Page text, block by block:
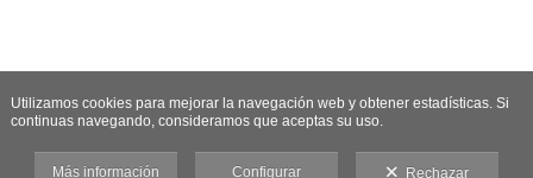
Utilizamos cookies para mejorar la navegación web y obtener estadísticas. Si
continuas navegando, consideramos que aceptas su uso.
Más información Configurar Rechazar